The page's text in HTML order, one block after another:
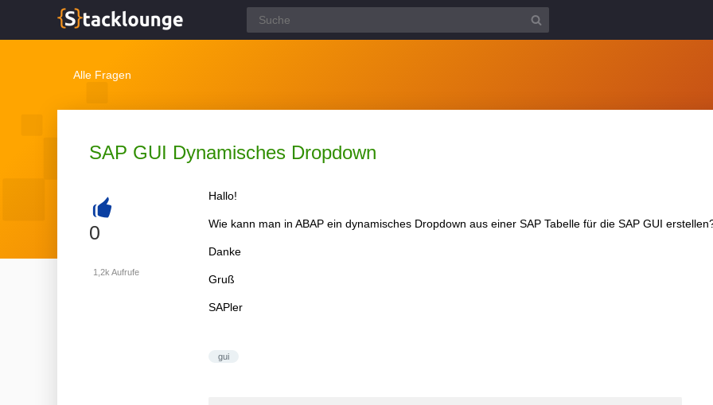
Alle Fragen
SAP GUI Dynamisches Dropdown
+
0
1,2k Aufrufe
Hallo!
Wie kann man in ABAP ein dynamisches Dropdown aus einer SAP Tabelle für die SAP GUI
Danke
Gruß
SAPler
gui